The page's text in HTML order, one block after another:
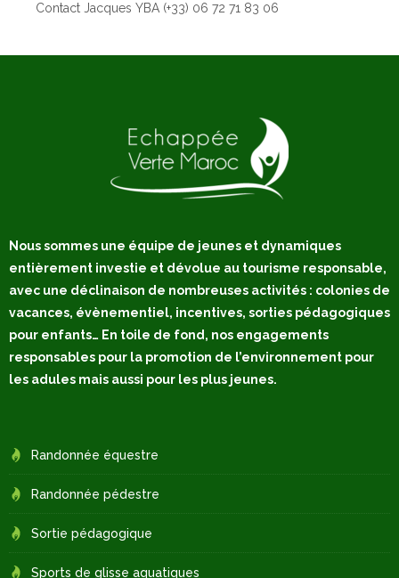
Contact Jacques YBA (+33) 06 72 71 83 06
Nous sommes une équipe de jeunes et dynamiques
entièrement investie et dévolue au tourisme responsable,
avec une déclinaison de nombreuses activités : colonies de
vacances, évènementiel, incentives, sorties pédagogiques
pour enfants… En toile de fond, nos engagements
responsables pour la promotion de l’environnement pour
les adules mais aussi pour les plus jeunes.
Randonnée équestre
Randonnée pédestre
Sortie pédagogique
Sports de glisse aquatiques